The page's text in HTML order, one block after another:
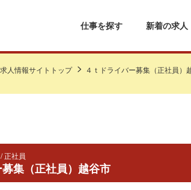
仕事を探す 新着の求人
人情報サイトトップ ４ｔドライバー募集（正社員）
正社員
集（正社員）越谷市